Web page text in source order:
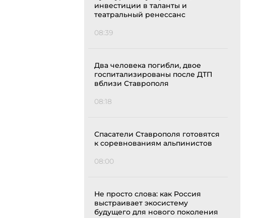
инвестиции в таланты и
театральный ренессанс
08:39
Два человека погибли, двое
госпитализированы после ДТП
вблизи Ставрополя
08:18
Спасатели Ставрополя готовятся
к соревнованиям альпинистов
08:00
Не просто слова: как Россия
выстраивает экосистему
будущего для нового поколения